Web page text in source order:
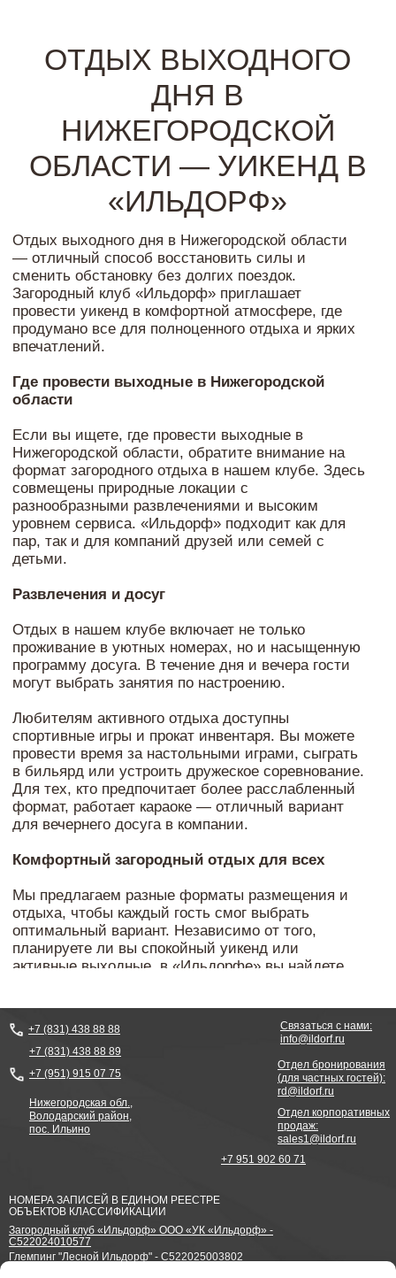
программу досуга. В течение дня и вечера гости
могут выбрать занятия по настроению.
Любителям активного отдыха доступны
спортивные игры и прокат инвентаря. Вы можете
провести время за настольными играми, сыграть
в бильярд или устроить дружеское соревнование.
Для тех, кто предпочитает более расслабленный
формат, работает караоке — отличный вариант
для вечернего досуга в компании.
Мы предлагаем разные форматы размещения и
оптимальный вариант. Независимо от того,
планируете ли вы спокойный уикенд или
активные выходные, в «Ильдорфе» вы найдете
все необходимое.
НОМЕРА ЗАПИСЕЙ В ЕДИНОМ РЕЕСТРЕ
ОБЪЕКТОВ КЛАССИФИКАЦИИ
Глемпинг "Лесной Ильдорф" - С522025003802
Загородный клуб «Ильдорф» ООО «УК «Ильдорф» -
С522024010577
+7 (831) 438 88 88
+7 (831) 438 88 89
+7 (951) 915 07 75
Связаться с нами:
info@ildorf.ru
Отдел бронирования
(для частных гостей):
rd@ildorf.ru
Отдел корпоративных
продаж:
sales1@ildorf.ru
Нижегородская обл.,
Володарский район,
пос. Ильино
+7 951 902 60 71